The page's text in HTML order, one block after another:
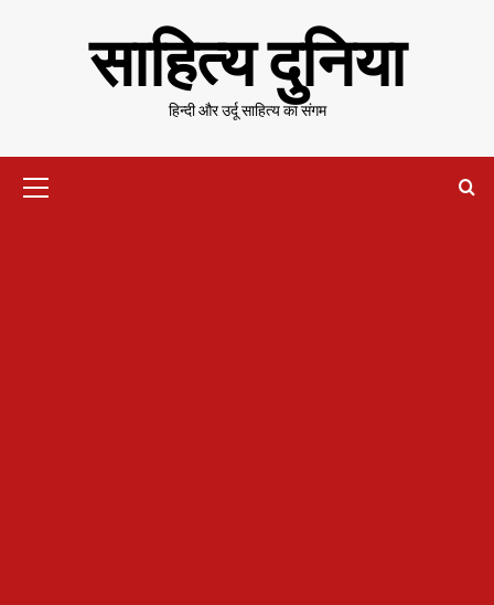
साहित्य दुनिया
हिन्दी और उर्दू साहित्य का संगम
Menu